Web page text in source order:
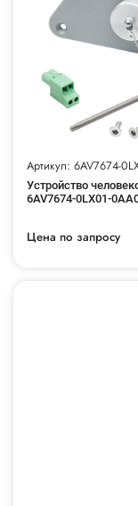
Артикул: 6AV7674-
Устройство
6AV7674-0LX01-
Цена по запросу